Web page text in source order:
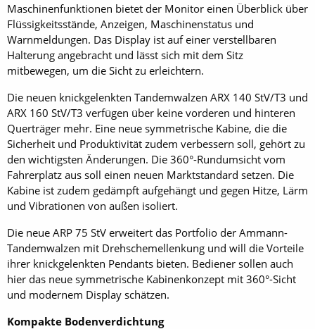
Maschinenfunktionen bietet der Monitor einen Überblick über
Flüssigkeitsstände, Anzeigen, Maschinenstatus und
Warnmeldungen. Das Display ist auf einer verstellbaren
Halterung angebracht und lässt sich mit dem Sitz
mitbewegen, um die Sicht zu erleichtern.
Die neuen knickgelenkten Tandemwalzen ARX 140 StV/T3 und
ARX 160 StV/T3 verfügen über keine vorderen und hinteren
Querträger mehr. Eine neue symmetrische Kabine, die die
Sicherheit und Produktivität zudem verbessern soll, gehört zu
den wichtigsten Änderungen. Die 360°-Rundumsicht vom
Fahrerplatz aus soll einen neuen Marktstandard setzen. Die
Kabine ist zudem ge­dämpft aufgehängt und gegen Hitze, Lärm
und Vibrationen von außen isoliert.
Die neue ARP 75 StV erweitert das Portfolio der Ammann-
Tandemwalzen mit Drehschemellenkung und will die Vorteile
ihrer knickgelenkten Pendants bieten. Bediener sollen auch
hier das neue symmetrische Kabinenkonzept mit 360°-Sicht
und modernem Display schätzen.
Kompakte Bodenverdichtung